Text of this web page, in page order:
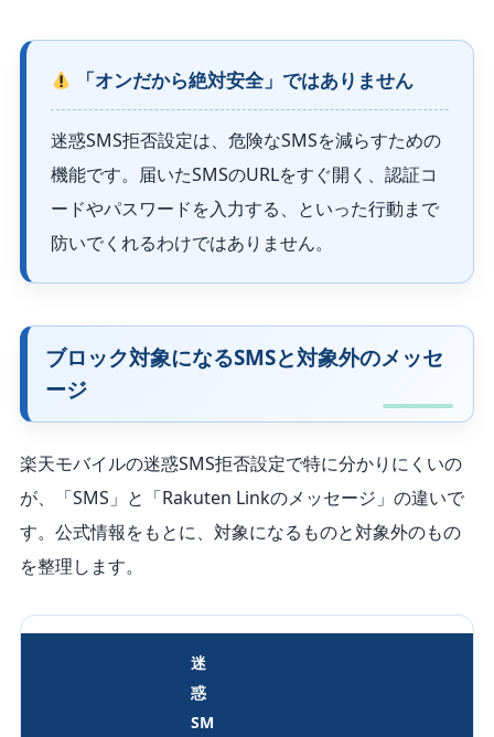
「オンだから絶対安全」ではありません
迷惑SMS拒否設定は、危険なSMSを減らすための
機能です。届いたSMSのURLをすぐ開く、認証コ
ードやパスワードを入力する、といった行動まで
防いでくれるわけではありません。
ブロック対象になるSMSと対象外のメッセ
ージ
楽天モバイルの迷惑SMS拒否設定で特に分かりにくいの
が、「SMS」と「Rakuten Linkのメッセージ」の違いで
す。公式情報をもとに、対象になるものと対象外のもの
を整理します。
迷
惑
SM